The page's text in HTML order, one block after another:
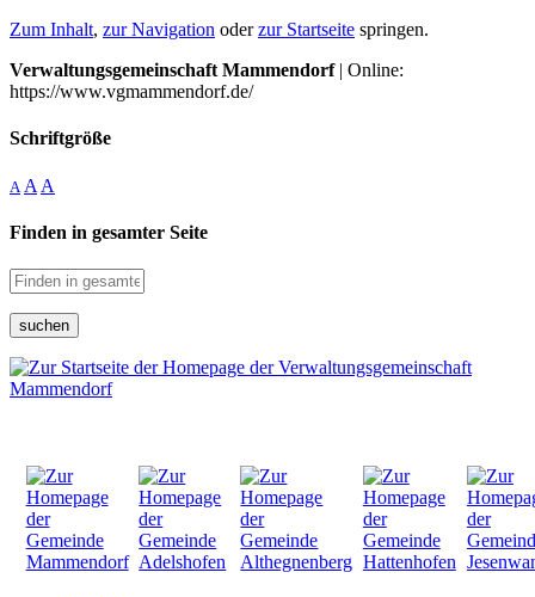
Zum Inhalt, zur Navigation oderzur Startseite springen.
Verwaltungsgemeinschaft Mammendorf| Online:
https://www.vgmammendorf.de/
Schriftgröße
A A A
Finden in gesamter Seite
suchen